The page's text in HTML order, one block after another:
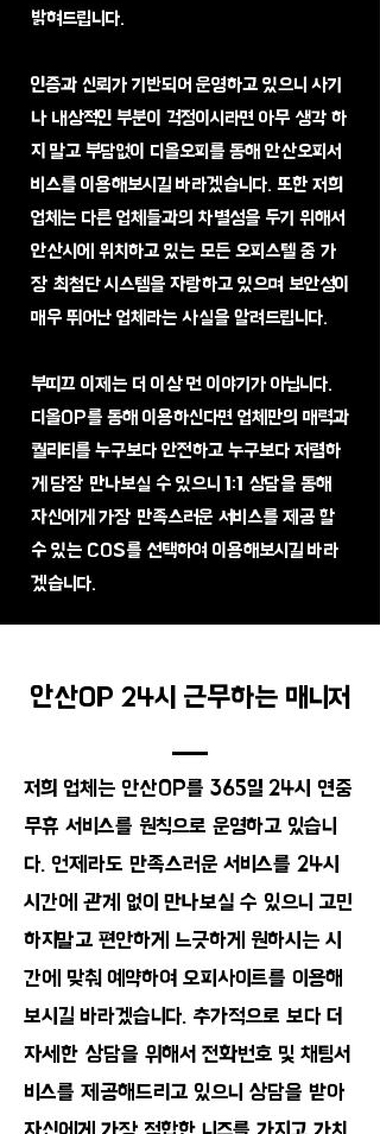
밝혀드립니다.
인증과 신뢰가 기반되어 운영하고 있으니 사기
나 내상적인 부분이 걱정이시라면 아무 생각 하
지 말고 부담없이 디올오피를 통해 안산오피서
비스를 이용해보시길 바라겠습니다. 또한 저희
업체는 다른 업체들과의 차별성을 두기 위해서
안산시에 위치하고 있는 모든 오피스텔 중 가
장 최첨단 시스템을 자랑하고 있으며 보안성이
매우 뛰어난 업체라는 사실을 알려드립니다.
​부띠끄 이제는 더 이상 먼 이야기가 아닙니다.
디올OP를 통해 이용하신다면 업체만의 매력과
퀄리티를 누구보다 안전하고 누구보다 저렴하
게 당장 만나보실 수 있으니 1:1 상담을 통해
자신에게 가장 만족스러운 서비스를 제공 할
수 있는 COS를 선택하여 이용해보시길 바라
겠습니다.
안산OP 24시 근무하는 매니저
저희 업체는 안산OP를 365일 24시 연중
무휴 서비스를 원칙으로 운영하고 있습니
다. 언제라도 만족스러운 서비스를 24시
시간에 관계 없이 만나보실 수 있으니 고민
하지말고 편안하게 느긋하게 원하시는 시
간에 맞춰 예약하여 오피사이트를 이용해
보시길 바라겠습니다. 추가적으로 보다 더
자세한 상담을 위해서 전화번호 및 채팅서
비스를 제공해드리고 있으니 상담을 받아